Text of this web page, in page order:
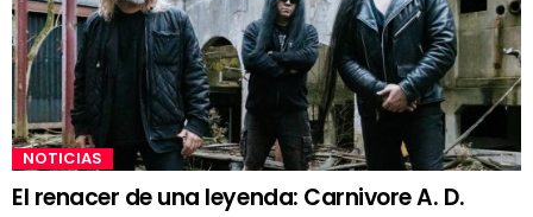
NOTICIAS
El renacer de una leyenda: Carnivore A. D.